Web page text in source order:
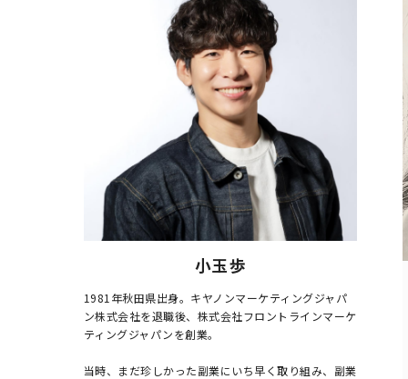
小玉 歩
1981年秋田県出身。キヤノンマーケティングジャパ
ン株式会社を退職後、株式会社フロントラインマーケ
ティングジャパンを創業。
当時、まだ珍しかった副業にいち早く取り組み、副業